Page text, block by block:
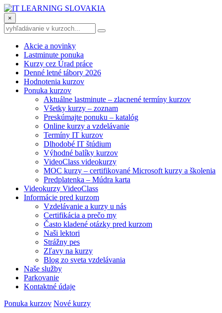
×
Akcie a novinky
Lastminute ponuka
Kurzy cez Úrad práce
Denné letné tábory 2026
Hodnotenia kurzov
Ponuka kurzov
Aktuálne lastminute – zlacnené termíny kurzov
Všetky kurzy – zoznam
Preskúmajte ponuku – katalóg
Online kurzy a vzdelávanie
Termíny IT kurzov
Dlhodobé IT štúdium
Výhodné balíky kurzov
VideoClass videokurzy
MOC kurzy – certifikované Microsoft kurzy a školenia
Predplatenka – Múdra karta
Videokurzy VideoClass
Informácie pred kurzom
Vzdelávanie a kurzy u nás
Certifikácia a prečo my
Často kladené otázky pred kurzom
Naši lektori
Strážny pes
Zľavy na kurzy
Blog zo sveta vzdelávania
Naše služby
Parkovanie
Kontaktné údaje
Ponuka kurzov Nové kurzy